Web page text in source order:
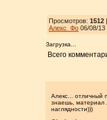
Просмотров: 1512|
Алекс_Фо06/08/13
Загрузка...
Всего
Алекс... отличный
знаешь, материал
наглядности)))